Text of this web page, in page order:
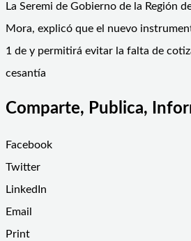
La Seremi de Gobierno de la Región
Mora, explicó que el nuevo
1 de y permitirá evitar la falta de
cesantía
Comparte, Publica,
Facebook
Twitter
LinkedIn
Email
Print